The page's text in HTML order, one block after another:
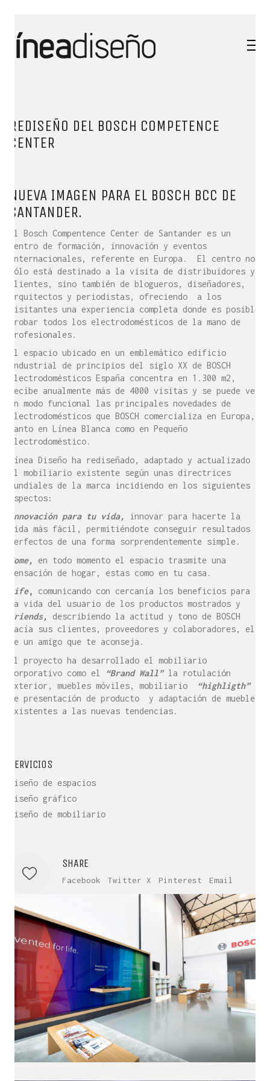
REDISEÑO DEL BOSCH COMPETENCE
CENTER
NUEVA IMAGEN PARA EL BOSCH BCC DE
SANTANDER.
El Bosch Compentence Center de Santander es un
centro de formación, innovación y eventos
internacionales, referente en Europa. El centro no
sólo está destinado a la visita de distribuidores y
clientes, sino también de blogueros, diseñadores,
arquitectos y periodistas, ofreciendo a los
visitantes una experiencia completa donde es posible
probar todos los electrodomésticos de la mano de
profesionales.
El espacio ubicado en un emblemático edificio
industrial de principios del siglo XX de BOSCH
Electrodomésticos España concentra en 1.300 m2,
recibe anualmente más de 4000 visitas y se puede ver
en modo funcional las principales novedades de
electrodomésticos que BOSCH comercializa en Europa,
tanto en Línea Blanca como en Pequeño
Electrodoméstico.
Línea Diseño ha rediseñado, adaptado y actualizado
el mobiliario existente según unas directrices
mundiales de la marca incidiendo en los siguientes
aspectos:
Innovación para tu vida,
innovar para hacerte la
vida más fácil, permitiéndote conseguir resultados
perfectos de una forma sorprendentemente simple.
Home,
en todo momento el espacio trasmite una
sensación de hogar, estas como en tu casa.
Life,
comunicando con cercanía los beneficios para
la vida del usuario de los productos mostrados y
Friends, describiendo la actitud y tono de BOSCH
hacía sus clientes, proveedores y colaboradores, el
de un amigo que te aconseja.
El proyecto ha desarrollado el mobiliario
corporativo como el
“Brand Wall”la rotulación
exterior, muebles móviles, mobiliario
“highligth”
de presentación de producto y adaptación de muebles
existentes a las nuevas tendencias.
SERVICIOS
Diseño de espacios
Diseño gráfico
Diseño de mobiliario
SHARE
Facebook Twitter X Pinterest Email